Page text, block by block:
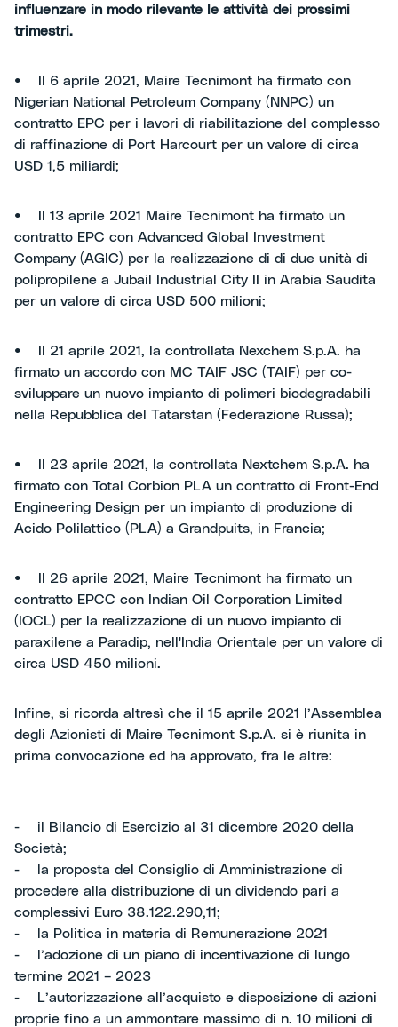
influenzare in modo rilevante le attività dei prossimi
trimestri.
• Il 6 aprile 2021, Maire Tecnimont ha firmato con
Nigerian National Petroleum Company (NNPC) un
contratto EPC per i lavori di riabilitazione del complesso
di raffinazione di Port Harcourt per un valore di circa
USD 1,5 miliardi;
• Il 13 aprile 2021 Maire Tecnimont ha firmato un
contratto EPC con Advanced Global Investment
Company (AGIC) per la realizzazione di di due unità di
polipropilene a Jubail Industrial City II in Arabia Saudita
per un valore di circa USD 500 milioni;
• Il 21 aprile 2021, la controllata Nexchem S.p.A. ha
firmato un accordo con MC TAIF JSC (TAIF) per co-
sviluppare un nuovo impianto di polimeri biodegradabili
nella Repubblica del Tatarstan (Federazione Russa);
• Il 23 aprile 2021, la controllata Nextchem S.p.A. ha
firmato con Total Corbion PLA un contratto di Front-End
Engineering Design per un impianto di produzione di
Acido Polilattico (PLA) a Grandpuits, in Francia;
• Il 26 aprile 2021, Maire Tecnimont ha firmato un
contratto EPCC con Indian Oil Corporation Limited
(IOCL) per la realizzazione di un nuovo impianto di
paraxilene a Paradip, nell'India Orientale per un valore di
circa USD 450 milioni.
Infine, si ricorda altresì che il 15 aprile 2021 l’Assemblea
degli Azionisti di Maire Tecnimont S.p.A. si è riunita in
prima convocazione ed ha approvato, fra le altre:
- il Bilancio di Esercizio al 31 dicembre 2020 della
Società;
- la proposta del Consiglio di Amministrazione di
procedere alla distribuzione di un dividendo pari a
complessivi Euro 38.122.290,11;
- la Politica in materia di Remunerazione 2021
- l’adozione di un piano di incentivazione di lungo
termine 2021 – 2023
- L’autorizzazione all’acquisto e disposizione di azioni
proprie fino a un ammontare massimo di n. 10 milioni di